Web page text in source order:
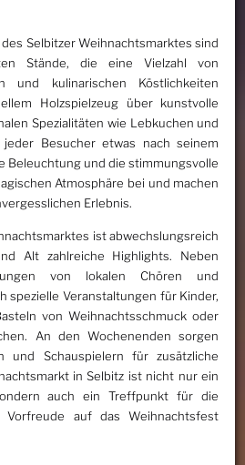
Selbitzer Weihnachtsmarktes sind
Stände, die eine Vielzahl von
und kulinarischen Köstlichkeiten
Holzspielzeug über kunstvolle
Spezialitäten wie Lebkuchen und
Besucher etwas nach seinem
Beleuchtung und die stimmungsvolle
Atmosphäre bei und machen
Erlebnis.
ist abwechslungsreich
Alt zahlreiche Highlights. Neben
von lokalen Chören und
spezielle Veranstaltungen für Kinder,
von Weihnachtsschmuck oder
An den Wochenenden sorgen
und Schauspielern für zusätzliche
in Selbitz ist nicht nur ein
auch ein Treffpunkt für die
Vorfreude auf das Weihnachtsfest